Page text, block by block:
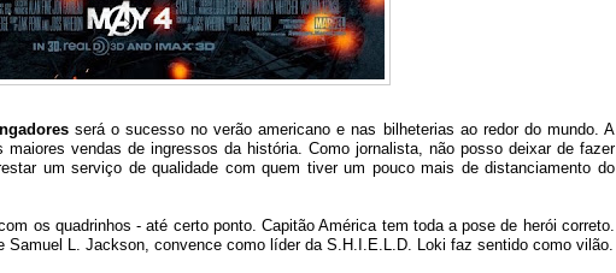
será o sucesso no verão americano e nas bilheterias ao redor do mundo. A
vendas de ingressos da história. Como jornalista, não posso deixar de fazer
um serviço de qualidade com quem tiver um pouco mais de distanciamento do
os quadrinhos - até certo ponto. Capitão América tem toda a pose de herói correto.
Samuel L. Jackson, convence como líder da S.H.I.E.L.D. Loki faz sentido como vilão.